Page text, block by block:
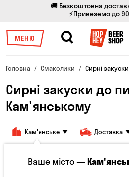
🚚 Безкоштовна
⚡Привеземо до
МЕНЮ
Головна Смаколики Сирні закуски
Сирні закуски до
Кам'янському
Кам'янське Доставка
Морепродукти Сирні
Ваше місто —